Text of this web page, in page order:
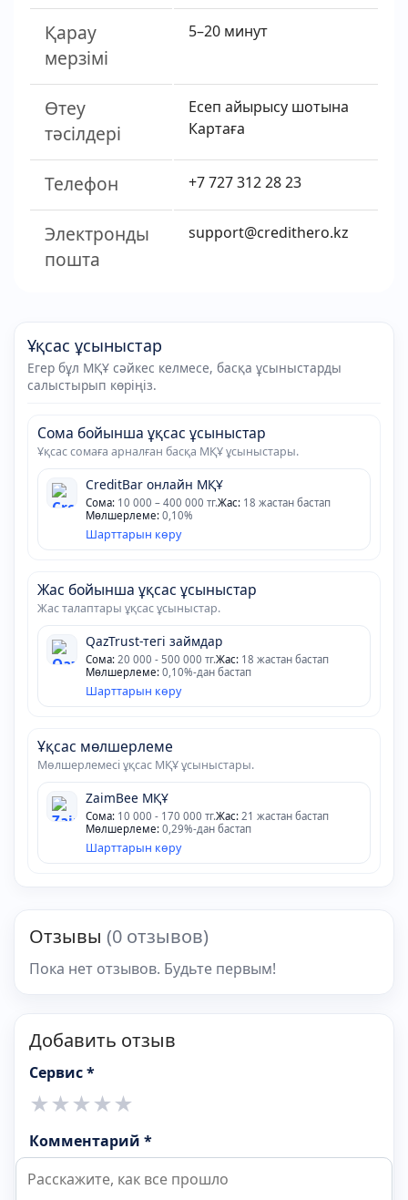
Қарау
мерзімі
5–20 минут
Өтеу
тәсілдері
Есеп айырысу шотына
Картаға
Телефон +7 727 312 28 23
Электронды
пошта
support@credithero.kz
Ұқсас ұсыныстар
Егер бұл МҚҰ сәйкес келмесе, басқа ұсыныстарды
салыстырып көріңіз.
Сома бойынша ұқсас ұсыныстар
Ұқсас сомаға арналған басқа МҚҰ ұсыныстары.
CreditBar онлайн МҚҰ
Сома: 10 000 – 400 000 тг.Жас: 18 жастан бастап
Мөлшерлеме: 0,10%
Шарттарын көру
Жас бойынша ұқсас ұсыныстар
Жас талаптары ұқсас ұсыныстар.
QazTrust-тегі займдар
Сома: 20 000 - 500 000 тг.Жас: 18 жастан бастап
Мөлшерлеме: 0,10%-дан бастап
Шарттарын көру
Ұқсас мөлшерлеме
Мөлшерлемесі ұқсас МҚҰ ұсыныстары.
ZaimBee МҚҰ
Сома: 10 000 - 170 000 тг.Жас: 21 жастан бастап
Мөлшерлеме: 0,29%-дан бастап
Шарттарын көру
Отзывы (0 отзывов)
Пока нет отзывов. Будьте первым!
Добавить отзыв
Сервис *
★ ★ ★ ★ ★
Комментарий *